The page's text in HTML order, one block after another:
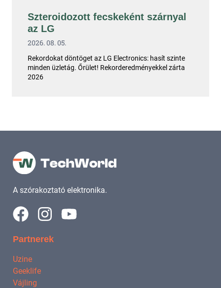
Szteroidozott fecskeként szárnyal
az LG
2026. 08. 05.
Rekordokat döntöget az LG Electronics: hasít szinte
minden üzletág. Őrület! Rekorderedményekkel zárta
2026
A szórakoztató elektronika.
Partnerek
Uzine
Geeklife
Vájling